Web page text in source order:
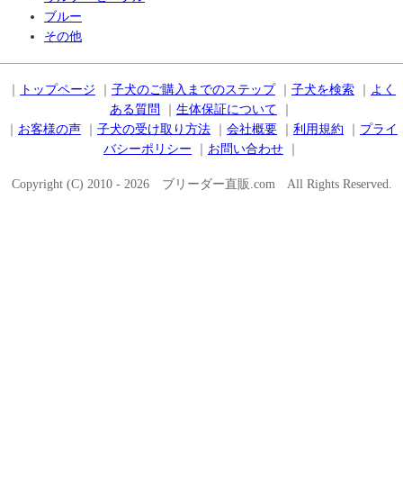
ブルー
その他
｜ トップページ ｜ 子犬のご購入までのステップ｜ 子犬を検索 ｜ よく
ある質問
｜ 生体保証について ｜
｜ お客様の声 ｜ 子犬の受け取り方法 ｜ 会社概要 ｜ 利用規約 ｜ プライ
バシーポリシー ｜ お問い合わせ ｜
Copyright (C) 2010 - 2026 ブリーダー直販.com All Rights Reserved.